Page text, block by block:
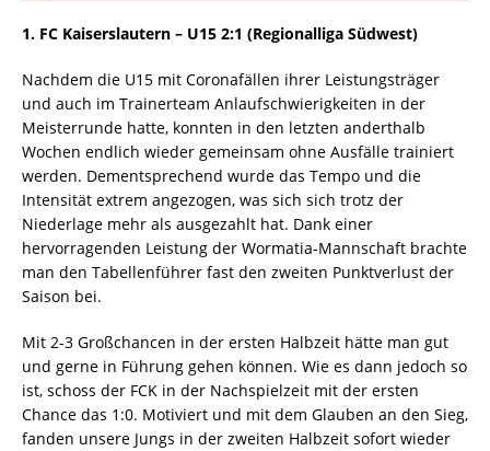
1. FC Kaiserslautern – U15 2:1 (Regionalliga Südwest)
Nachdem die U15 mit Coronafällen ihrer Leistungsträger
und auch im Trainerteam Anlaufschwierigkeiten in der
Meisterrunde hatte, konnten in den letzten anderthalb
Wochen endlich wieder gemeinsam ohne Ausfälle trainiert
werden. Dementsprechend wurde das Tempo und die
Intensität extrem angezogen, was sich sich trotz der
Niederlage mehr als ausgezahlt hat. Dank einer
hervorragenden Leistung der Wormatia-Mannschaft brachte
man den Tabellenführer fast den zweiten Punktverlust der
Saison bei.
Mit 2-3 Großchancen in der ersten Halbzeit hätte man gut
und gerne in Führung gehen können. Wie es dann jedoch so
ist, schoss der FCK in der Nachspielzeit mit der ersten
Chance das 1:0. Motiviert und mit dem Glauben an den Sieg,
fanden unsere Jungs in der zweiten Halbzeit sofort wieder